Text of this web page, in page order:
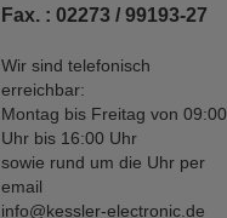
Fax. : 02273 / 99193-27
Wir sind telefonisch
erreichbar:
Montag bis Freitag von 09:00
Uhr bis 16:00 Uhr
sowie rund um die Uhr per
email
info@kessler-electronic.de